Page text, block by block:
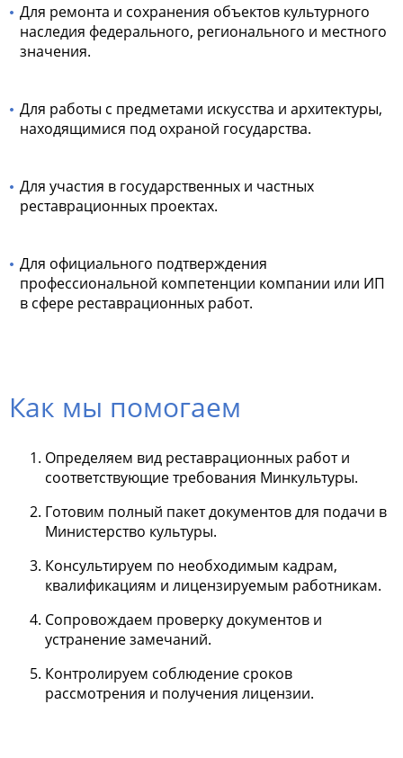
Для ремонта и сохранения объектов культурного
наследия федерального, регионального и местного
значения.
Для работы с предметами искусства и архитектуры,
находящимися под охраной государства.
Для участия в государственных и частных
реставрационных проектах.
Для официального подтверждения
профессиональной компетенции компании или ИП
в сфере реставрационных работ.
Как мы помогаем
Определяем вид реставрационных работ и
соответствующие требования Минкультуры.
Готовим полный пакет документов для подачи в
Министерство культуры.
Консультируем по необходимым кадрам,
квалификациям и лицензируемым работникам.
Сопровождаем проверку документов и
устранение замечаний.
Контролируем соблюдение сроков
рассмотрения и получения лицензии.